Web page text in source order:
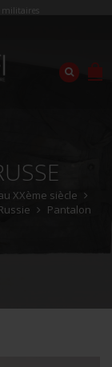
militaires
XXème siècle
Pantalon